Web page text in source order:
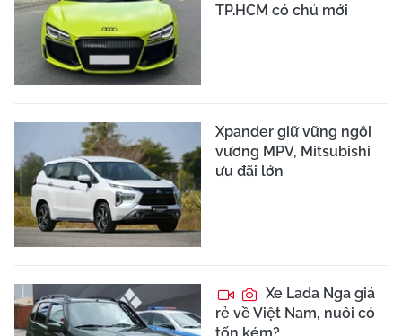
TP.HCM có chủ mới
Xpander giữ vững ngôi
vương MPV, Mitsubishi
ưu đãi lớn
Xe Lada Nga giá
rẻ về Việt Nam, nuôi có